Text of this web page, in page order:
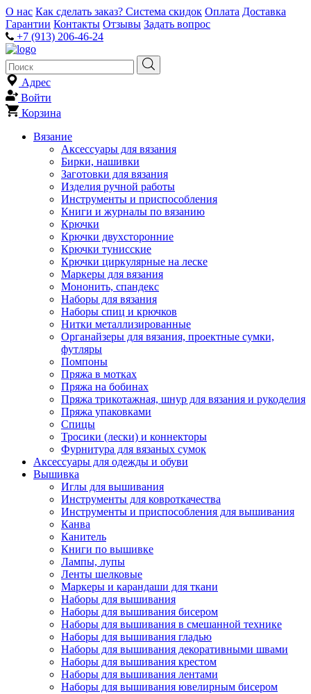
О нас Как сделать заказ? Система скидок Оплата Доставка
Гарантии Контакты Отзывы Задать вопрос
+7 (913) 206-46-24
Адрес
Войти
Корзина
Вязание
Аксессуары для вязания
Бирки, нашивки
Заготовки для вязания
Изделия ручной работы
Инструменты и приспособления
Книги и журналы по вязанию
Крючки
Крючки двухсторонние
Крючки тунисские
Крючки циркулярные на леске
Маркеры для вязания
Мононить, спандекс
Наборы для вязания
Наборы спиц и крючков
Нитки металлизированные
Органайзеры для вязания, проектные сумки,
футляры
Помпоны
Пряжа в мотках
Пряжа на бобинах
Пряжа трикотажная, шнур для вязания и рукоделия
Пряжа упаковками
Спицы
Тросики (лески) и коннекторы
Фурнитура для вязаных сумок
Аксессуары для одежды и обуви
Вышивка
Иглы для вышивания
Инструменты для ковроткачества
Инструменты и приспособления для вышивания
Канва
Канитель
Книги по вышивке
Лампы, лупы
Ленты шелковые
Маркеры и карандаши для ткани
Наборы для вышивания
Наборы для вышивания бисером
Наборы для вышивания в смешанной технике
Наборы для вышивания гладью
Наборы для вышивания декоративными швами
Наборы для вышивания крестом
Наборы для вышивания лентами
Наборы для вышивания ювелирным бисером